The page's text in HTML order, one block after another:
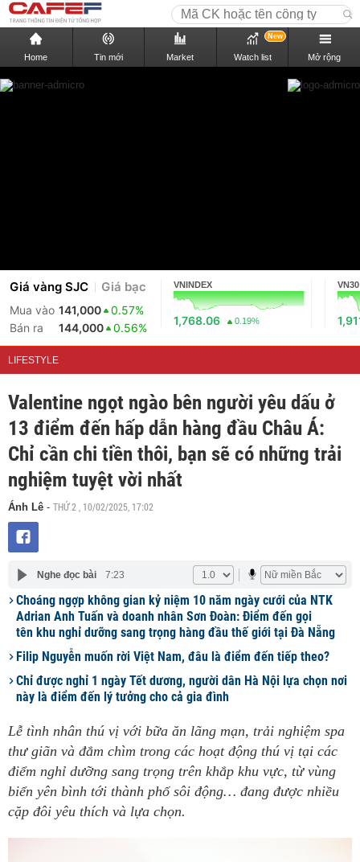
Home Tin mới Market Watch list
New
Mở rộng
Giá vàng SJC Giá bạc
Mua vào 141,000
0.57%
Bán ra
144,000 0.56%
VNINDEX
1,768.06 0.19%
VN30
LIFESTYLE
Valentine ngọt ngào bên người yêu dấu ở
13 điểm đến hấp dẫn hàng đầu Châu Á:
Chỉ cần chi tiền thôi, bạn sẽ có những trải
nghiệm tuyệt vời nhất
Ánh Lê - THỨ 2 , 10/02/2025, 17:02
Nghe đọc bài 7:23
Choáng ngợp không gian kỷ niệm 10 năm ngày cưới của NTK
Adrian Anh Tuấn và doanh nhân Sơn Đoàn: Điểm đến gọi
tên khu nghỉ dưỡng sang trọng hàng đầu thế giới tại Đà Nẵng
Filip Nguyễn muốn rời Việt Nam, đâu là điểm đến tiếp theo?
Chỉ được nghỉ 1 ngày Tết dương, người dân Hà Nội lựa chọn nơi
này là điểm đến lý tưởng cho cả gia đình
Lễ tình nhân thú vị với bữa ăn lãng mạn, trải nghiệm spa
thư giãn và đắm chìm trong các hoạt động thú vị tại các
điểm nghỉ dưỡng sang trọng trên khắp khu vực, từ vùng
biển yên bình tới thành phố sôi động… đang được nhiều
cặp đôi yêu thích và lựa chọn.